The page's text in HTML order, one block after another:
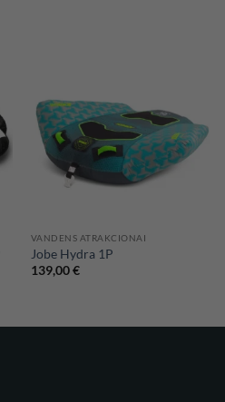
VANDENS ATRAKCIONAI
Jobe Hydra 1P
139,00€